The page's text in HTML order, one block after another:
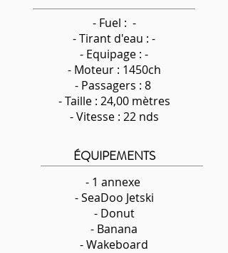
- Fuel : -
-Tirant d'eau : -
- Equipage : -
- Moteur : 1450ch
- Passagers : 8
- Taille : 24,00 mètres
- Vitesse : 22 nds
ÉQUIPEMENTS
- 1 annexe
- SeaDoo Jetski
- Donut
- Banana
- Wakeboard